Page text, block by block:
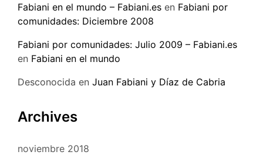
Fabiani en el mundo – Fabiani.es en Fabiani por
comunidades: Diciembre 2008
Fabiani por comunidades: Julio 2009 – Fabiani.es
en Fabiani en el mundo
Desconocida en Juan Fabiani y Díaz de Cabria
Archives
noviembre 2018